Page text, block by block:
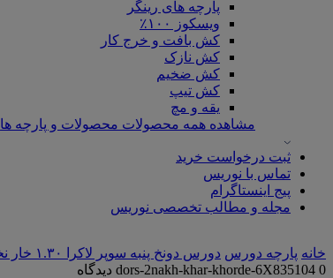
پارچه های رینگر
ویسکوز ۱۰۰٪
کش بافت و خرج کار
کش نازک
کش ضخیم
کش تیپ
یقه و مچ
مشاهده همه محصولات محصولات و پارچه ها
ثبت درخواست خرید
تماس با نوریس
پیج اینستاگرام
مجله و مطالب تخصصی نوریس
خانه پارچه دورس دورس دونخ پنبه سوپر لاکرا ۱.۳۰ خار نخورده
dors-2nakh-khar-khorde-6X835104 0 دیدگاه